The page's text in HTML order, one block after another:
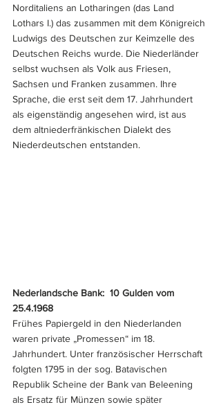
Norditaliens an Lotharingen (das Land
Lothars I.) das zusammen mit dem Königreich
Ludwigs des Deutschen zur Keimzelle des
Deutschen Reichs wurde. Die Niederländer
selbst wuchsen als Volk aus Friesen,
Sachsen und Franken zusammen. Ihre
Sprache, die erst seit dem 17. Jahrhundert
als eigenständig angesehen wird, ist aus
dem altniederfränkischen Dialekt des
Niederdeutschen entstanden.
Nederlandsche Bank: 10 Gulden vom
25.4.1968
Frühes Papiergeld in den Niederlanden
waren private „Promessen“ im 18.
Jahrhundert. Unter französischer Herrschaft
folgten 1795 in der sog. Batavischen
Republik Scheine der Bank van Beleening
als Ersatz für Münzen sowie später